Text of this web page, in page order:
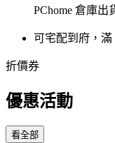
PChome 倉庫出
可宅配到府，滿
折價券
優惠活動
看全部